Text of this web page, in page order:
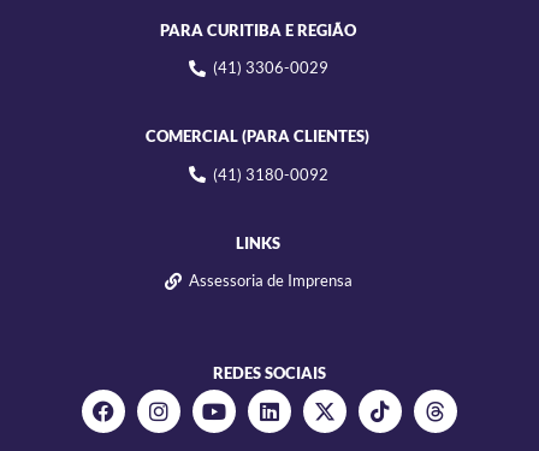
PARA CURITIBA E REGIÃO
(41) 3306-0029
COMERCIAL (PARA CLIENTES)
(41) 3180-0092
LINKS
Assessoria de Imprensa
REDES SOCIAIS